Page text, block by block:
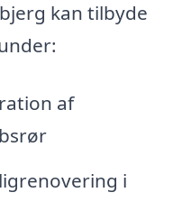
kan tilbyde
af
i